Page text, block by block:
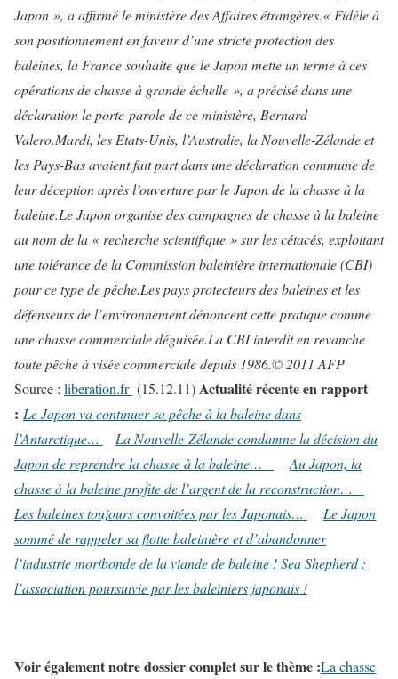
Japon », a affirmé le ministère des Affaires étrangères.« Fidèle à
son positionnement en faveur d’une stricte protection des
baleines, la France souhaite que le Japon mette un terme à ces
opérations de chasse à grande échelle », a précisé dans une
déclaration le porte-parole de ce ministère, Bernard
Valero.Mardi, les Etats-Unis, l’Australie, la Nouvelle-Zélande et
les Pays-Bas avaient fait part dans une déclaration commune de
leur déception après l’ouverture par le Japon de la chasse à la
baleine.Le Japon organise des campagnes de chasse à la baleine
au nom de la « recherche scientifique » sur les cétacés, exploitant
une tolérance de la Commission baleinière internationale (CBI)
pour ce type de pêche.Les pays protecteurs des baleines et les
défenseurs de l’environnement dénoncent cette pratique comme
une chasse commerciale déguisée.La CBI interdit en revanche
toute pêche à visée commerciale depuis 1986.© 2011 AFP
Source : liberation.fr (15.12.11)Actualité récente en rapport
: Le Japon va continuer sa pêche à la baleine dans
l’Antarctique…
La Nouvelle-Zélande condamne la décision du
Japon de reprendre la chasse à la baleine…
Au Japon, la
chasse à la baleine profite de l’argent de la reconstruction…
Les baleines toujours convoitées par les Japonais…
Le Japon
sommé de rappeler sa flotte baleinière et d’abandonner
l’industrie moribonde de la viande de baleine !Sea Shepherd :
l’association poursuivie par les baleiniers japonais !
Voir également notre dossier complet sur le thème :La chasse